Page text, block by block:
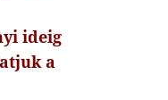
ideig
a